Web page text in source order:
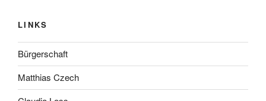
LINKS
Bürgerschaft
Matthias Czech